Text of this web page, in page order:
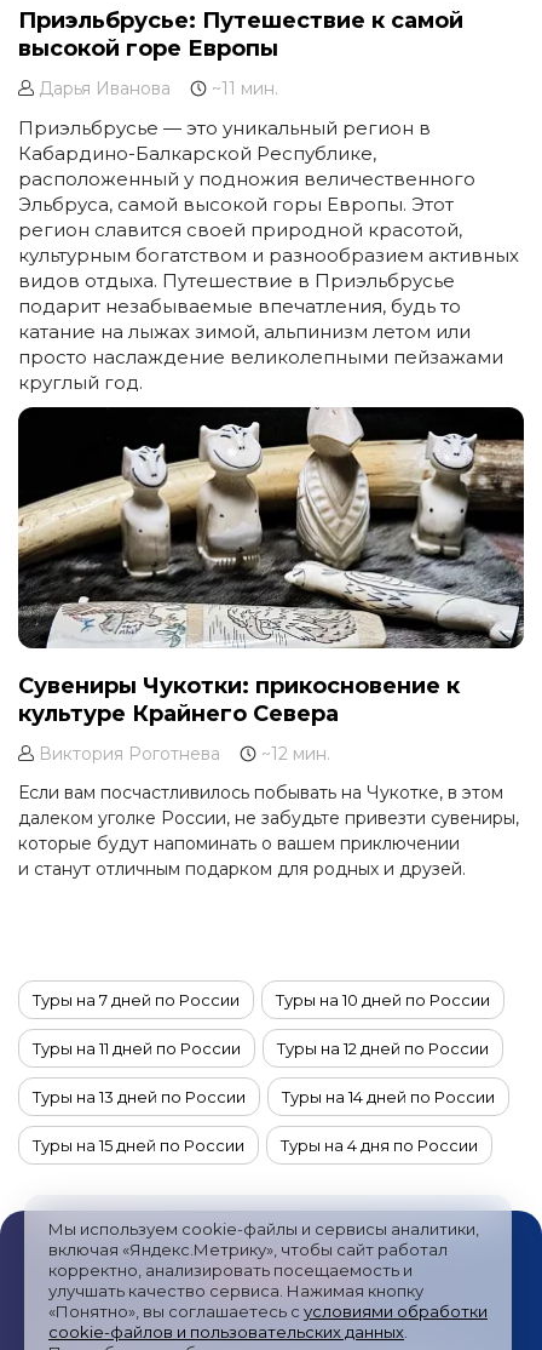
Мы используем cookie-файлы и сервисы аналитики,
включая «Яндекс.Метрику», чтобы сайт работал
корректно, анализировать посещаемость и
улучшать качество сервиса. Нажимая кнопку
«Понятно», вы соглашаетесь с условиями обработки
cookie-файлов и пользовательских данных
Приэльбрусье: Путешествие к самой
высокой горе Европы
Дарья Иванова ~11 мин.
Приэльбрусье — это уникальный регион в
Кабардино-Балкарской Республике,
расположенный у подножия величественного
Эльбруса, самой высокой горы Европы. Этот
регион славится своей природной красотой,
культурным богатством и разнообразием активных
видов отдыха. Путешествие в Приэльбрусье
подарит незабываемые впечатления, будь то
катание на лыжах зимой, альпинизм летом или
просто наслаждение великолепными пейзажами
круглый год.
Сувениры Чукотки: прикосновение к
культуре Крайнего Севера
Виктория Роготнева
~12 мин.
Если вам посчастливилось побывать на Чукотке, в этом
далеком уголке России, не забудьте привезти сувениры,
которые будут напоминать о вашем приключении
и станут отличным подарком для родных и друзей.
Туры на 7 дней по России Туры на 10 дней по России
Туры на 11 дней по России Туры на 12 дней по России
Туры на 13 дней по России Туры на 14 дней по России
Туры на 15 дней по России Туры на 4 дня по России
Туры на 5 дней по России
Туры на 9 дней по России Туры на 8 дней по России
Туры в ноябре по России Туры в октябре по России
Туры из Рязани Туры в декабре по России